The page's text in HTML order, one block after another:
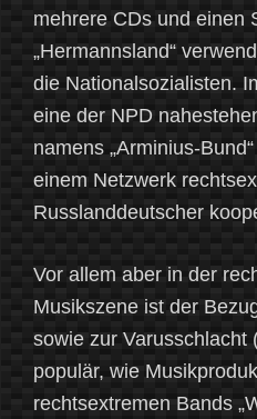
mehrere CDs und einen
„Hermannsland“
die Nationalsozialisten.
eine der NPD
namens „Arminius-
einem Netzwerk
Russlanddeutscher
Vor allem aber in der
Musikszene ist der
sowie zur Varusschlacht
populär, wie
rechtsextremen Bands